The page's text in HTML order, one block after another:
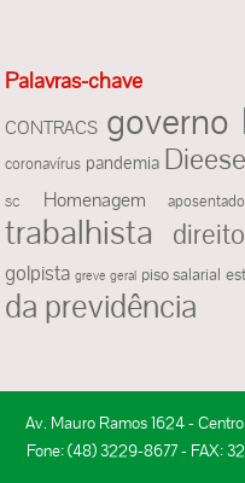
Palavras-chave
CONTRACS governo
coronavírus pandemia Dieese
SC Homenagem
trabalhista
golpista greve geral piso salarial
da previdência
Av. Mauro Ramos 1624 -
Fone: (48) 3229-8677 - FAX: